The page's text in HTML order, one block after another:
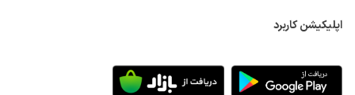
اپلیکیشن کاربرد